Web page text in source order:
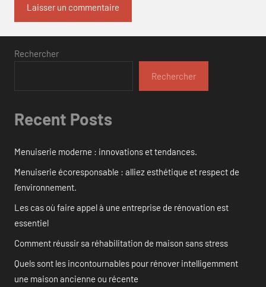
Rechercher
Rechercher
Recent Posts
Menuiserie moderne : innovations et tendances.
Menuiserie écoresponsable : alliez esthétique et respect de
l’environnement.
Les cas où faire appel à une entreprise de rénovation est
essentiel
Comment réussir sa réhabilitation de maison sans stress
Quels sont les incontournables pour rénover intelligemment
une maison ancienne ou récente